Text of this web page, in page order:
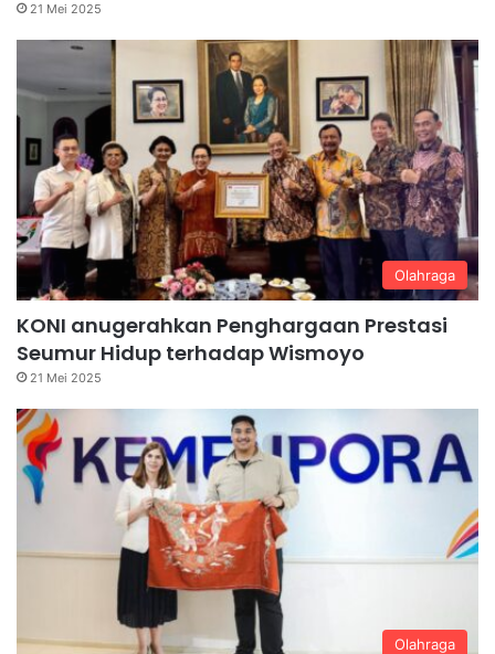
21 Mei 2025
Olahraga
KONI anugerahkan Penghargaan Prestasi
Seumur Hidup terhadap Wismoyo
21 Mei 2025
Olahraga